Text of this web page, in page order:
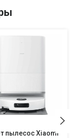
пылесос Xiaomi